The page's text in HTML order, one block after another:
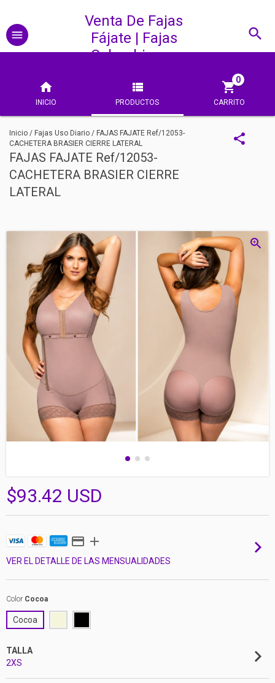
Venta De Fajas
Fájate | Fajas
Colombianas
INICIO PRODUCTOS CARRITO
0
Inicio / Fajas Uso Diario / FAJAS FAJATE Ref/12053-
CACHETERA BRASIER CIERRE LATERAL
FAJAS FAJATE Ref/12053-
CACHETERA BRASIER CIERRE
LATERAL
$93.42 USD
VER EL DETALLE DE LAS MENSUALIDADES
Color Cocoa
Cocoa
TALLA
2XS